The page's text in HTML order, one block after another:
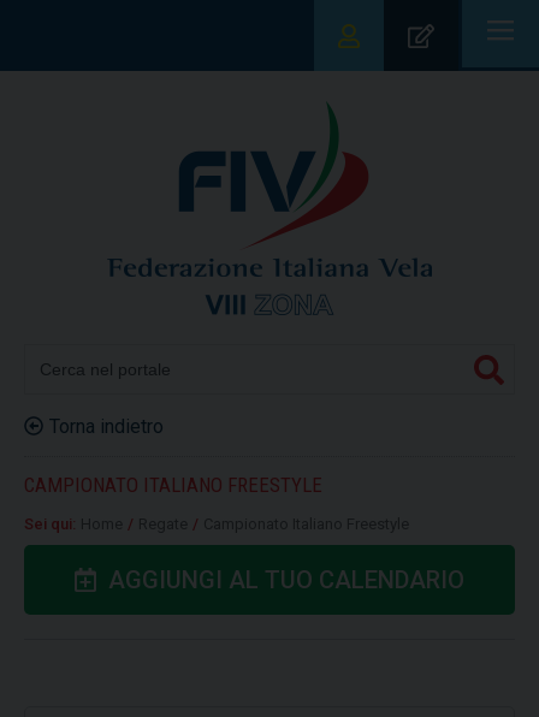
|||
Torna indietro
CAMPIONATO ITALIANO FREESTYLE
Sei qui: / /
AGGIUNGI AL TUO CALENDARIO